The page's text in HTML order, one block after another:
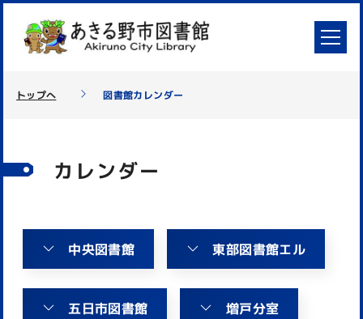
トップへ 図書館カレンダー
カレンダー
中央図書館 東部図書館エル
五日市図書館 増戸分室